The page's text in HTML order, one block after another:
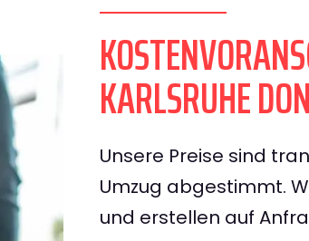
KARLSRUHE
Unsere Preise sind
Umzug abgestimmt.
und erstellen auf